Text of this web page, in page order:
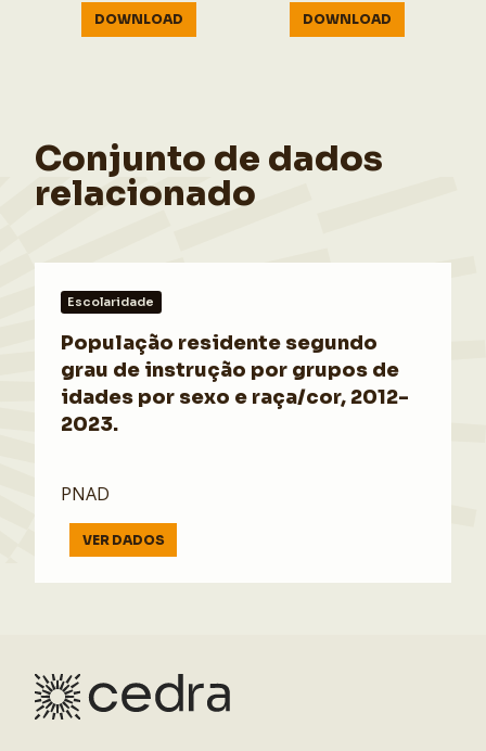
DOWNLOAD DOWNLOAD
Conjunto de dados
relacionado
Escolaridade
População residente segundo
grau de instrução por grupos de
idades por sexo e raça/cor, 2012-
2023.
PNAD
VER DADOS